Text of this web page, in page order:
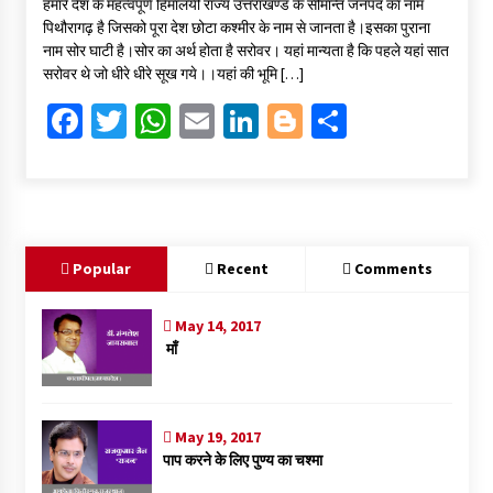
b
o
o
k
tt
er
at
sA
p
p
ai
l
ke
dI
n
gg
er
ar
e
हमारे देश के महत्वपूर्ण हिमालयी राज्य उत्तराखण्ड के सीमान्त जनपद का नाम
पिथौरागढ़ है जिसको पूरा देश छोटा कश्मीर के नाम से जानता है।इसका पुराना
नाम सोर घाटी है।सोर का अर्थ होता है सरोवर। यहां मान्यता है कि पहले यहां सात
सरोवर थे जो धीरे धीरे सूख गये।।यहां की भूमि […]
Fa
o
k
T W E Li
n
Bl S
Popular Recent Comments
May 14, 2017
माँ
May 19, 2017
पाप करने के लिए पुण्य का चश्मा